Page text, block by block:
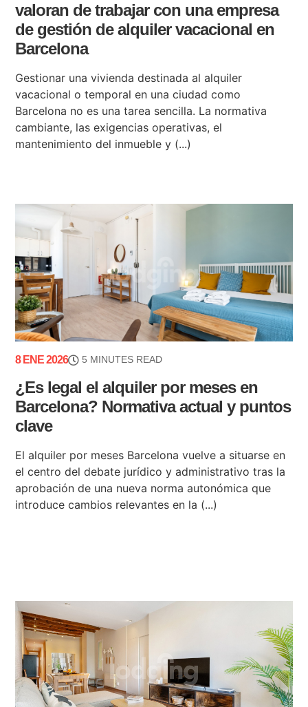
valoran de trabajar con una empresa
de gestión de alquiler vacacional en
Barcelona
Gestionar una vivienda destinada al alquiler
vacacional o temporal en una ciudad como
Barcelona no es una tarea sencilla. La normativa
cambiante, las exigencias operativas, el
mantenimiento del inmueble y (...)
8 ENE 2026 5 MINUTES READ
¿Es legal el alquiler por meses en
Barcelona? Normativa actual y puntos
clave
El alquiler por meses Barcelona vuelve a situarse en
el centro del debate jurídico y administrativo tras la
aprobación de una nueva norma autonómica que
introduce cambios relevantes en la (...)